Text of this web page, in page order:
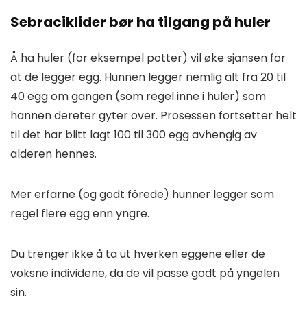
Sebraciklider bør ha tilgang på huler
Å ha huler (for eksempel potter) vil øke sjansen for
at de legger egg. Hunnen legger nemlig alt fra 20 til
40 egg om gangen (som regel inne i huler) som
hannen dereter gyter over. Prosessen fortsetter helt
til det har blitt lagt 100 til 300 egg avhengig av
alderen hennes.
Mer erfarne (og godt fôrede) hunner legger som
regel flere egg enn yngre.
Du trenger ikke å ta ut hverken eggene eller de
voksne individene, da de vil passe godt på yngelen
sin.